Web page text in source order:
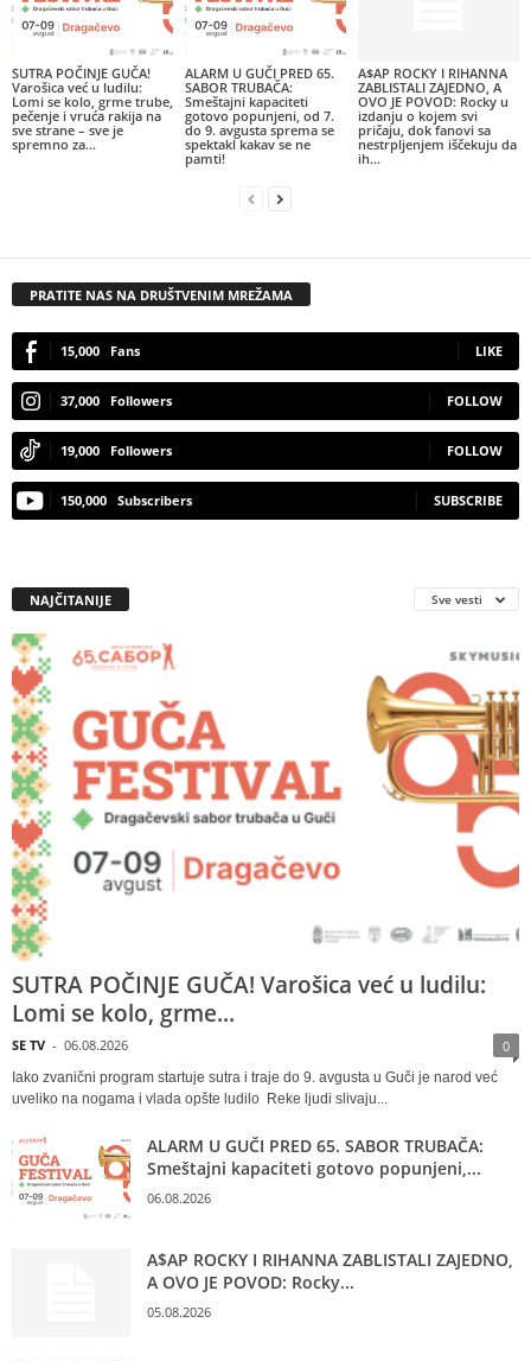
SUTRA POČINJE GUČA!
Varošica već u ludilu:
Lomi se kolo, grme trube,
pečenje i vruća rakija na
sve strane – sve je
spremno za...
ALARM U GUČI PRED 65.
SABOR TRUBAČA:
Smeštajni kapaciteti
gotovo popunjeni, od 7.
do 9. avgusta sprema se
spektakl kakav se ne
pamti!
A$AP ROCKY I RIHANNA
ZABLISTALI ZAJEDNO, A
OVO JE POVOD: Rocky u
izdanju o kojem svi
pričaju, dok fanovi sa
nestrpljenjem iščekuju da
ih...
PRATITE NAS NA DRUŠTVENIM MREŽAMA
15,000 Fans LIKE
37,000 Followers FOLLOW
19,000 Followers FOLLOW
150,000 Subscribers SUBSCRIBE
NAJČITANIJE Sve vesti
SUTRA POČINJE GUČA! Varošica već u ludilu:
Lomi se kolo, grme...
SE TV - 06.08.2026 0
Iako zvanični program startuje sutra i traje do 9. avgusta u Guči je narod već
uveliko na nogama i vlada opšte ludilo Reke ljudi slivaju...
ALARM U GUČI PRED 65. SABOR TRUBAČA:
Smeštajni kapaciteti gotovo popunjeni,...
06.08.2026
A$AP ROCKY I RIHANNA ZABLISTALI ZAJEDNO,
A OVO JE POVOD: Rocky...
05.08.2026